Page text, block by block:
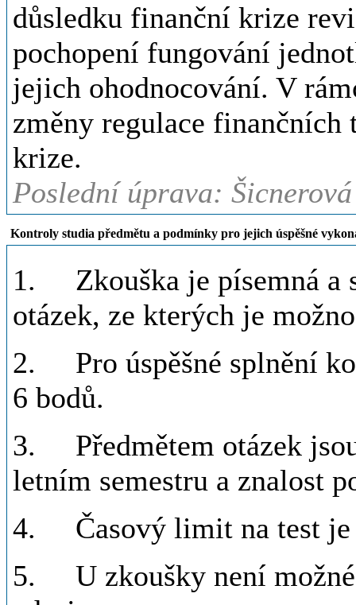
důsledku finanční krize
pochopení fungování
jejich ohodnocování. V
změny regulace
krize.
Poslední úprava:
Kontroly studia předmětu a podmínky pro jejich úspěšné
1. Zkouška je písemná a
otázek, ze kterých je
2. Pro úspěšné splnění
6 bodů.
3. Předmětem otázek
letním semestru a znalost
4. Časový limit na test je
5. U zkoušky není možné